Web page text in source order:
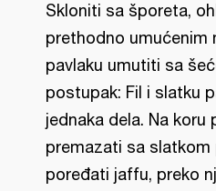
Skloniti sa šporeta,
prethodno umućenim
pavlaku umutiti sa
postupak: Fil i slatku
jednaka dela. Na koru
premazati sa
poređati jaffu, preko